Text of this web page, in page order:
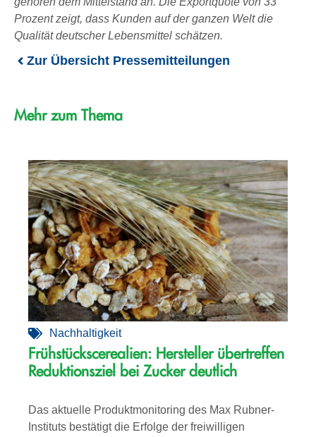
Prozent zeigt, dass Kunden auf der ganzen Welt die
Qualität deutscher Lebensmittel schätzen.
Zur Übersicht Pressemitteilungen
Mehr zum Thema
Nachhaltigkeit
Frühstückscerealien: Hersteller übertreffen
Reduktionsziel bei Zucker deutlich
Das aktuelle Produktmonitoring des Max Rubner-
Instituts bestätigt die Erfolge der freiwilligen